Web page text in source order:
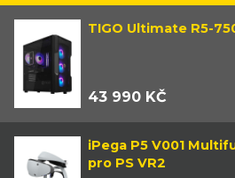
TIGO Ultimate R5-
43 990 KČ
iPega P5 V001
pro PS VR2